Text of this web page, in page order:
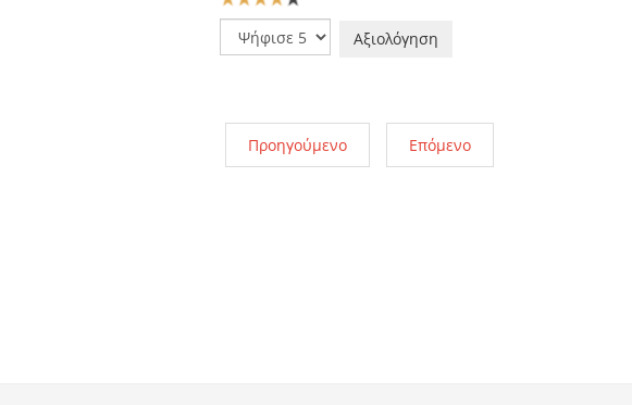
Χρήστη:4/5
Παρακαλώ
αξιολογήστε
Προηγούμενο Επόμενο